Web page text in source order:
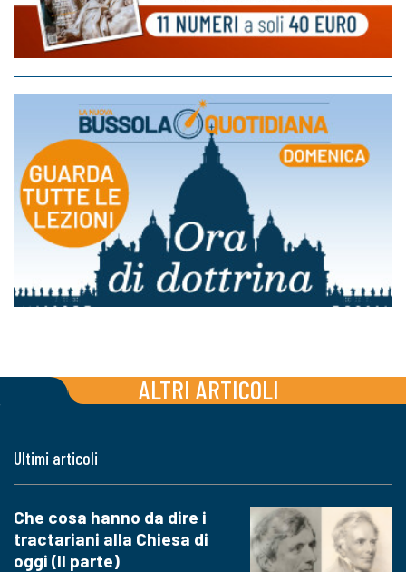
ALTRI ARTICOLI
Ultimi articoli
Che cosa hanno da dire i
tractariani alla Chiesa di
oggi (II parte)